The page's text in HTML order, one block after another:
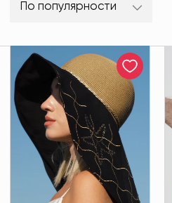
По популярности